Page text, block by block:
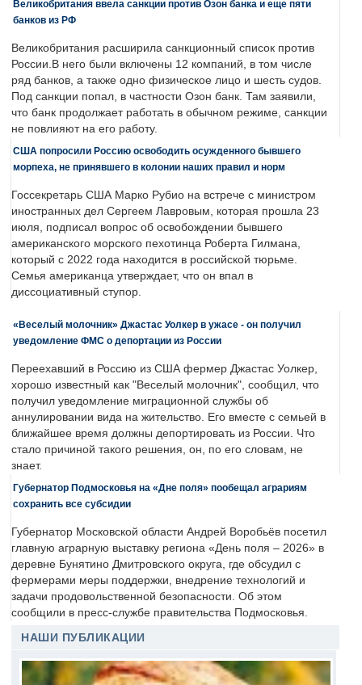
Великобритания ввела санкции против Озон банка и еще пяти
банков из РФ
Великобритания расширила санкционный список против
России.В него были включены 12 компаний, в том числе
ряд банков, а также одно физическое лицо и шесть судов.
Под санкции попал, в частности Озон банк. Там заявили,
что банк продолжает работать в обычном режиме, санкции
не повлияют на его работу.
США попросили Россию освободить осужденного бывшего
морпеха, не принявшего в колонии наших правил и норм
Госсекретарь США Марко Рубио на встрече с министром
иностранных дел Сергеем Лавровым, которая прошла 23
июля, подписал вопрос об освобождении бывшего
американского морского пехотинца Роберта Гилмана,
который с 2022 года находится в российской тюрьме.
Семья американца утверждает, что он впал в
диссоциативный ступор.
«Веселый молочник» Джастас Уолкер в ужасе - он получил
уведомление ФМС о депортации из России
Переехавший в Россию из США фермер Джастас Уолкер,
хорошо известный как "Веселый молочник", сообщил, что
получил уведомление миграционной службы об
аннулировании вида на жительство. Его вместе с семьей в
ближайшее время должны депортировать из России. Что
стало причиной такого решения, он, по его словам, не
знает.
Губернатор Подмосковья на «Дне поля» пообещал аграриям
сохранить все субсидии
Губернатор Московской области Андрей Воробьёв посетил
главную аграрную выставку региона «День поля – 2026» в
деревне Бунятино Дмитровского округа, где обсудил с
фермерами меры поддержки, внедрение технологий и
задачи продовольственной безопасности. Об этом
сообщили в пресс-службе правительства Подмосковья.
НАШИ ПУБЛИКАЦИИ